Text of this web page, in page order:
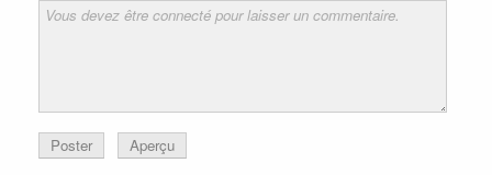
Poster Aperçu